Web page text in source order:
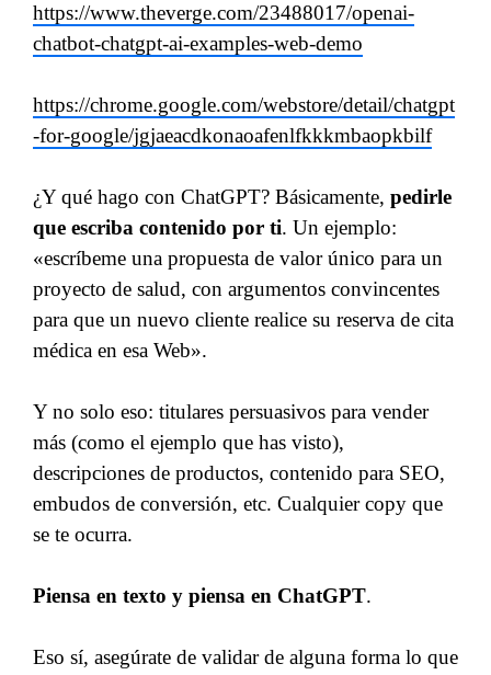
https://www.theverge.com/23488017/openai-
chatbot-chatgpt-ai-examples-web-demo
https://chrome.google.com/webstore/detail/chatgpt
-for-google/jgjaeacdkonaoafenlfkkkmbaopkbilf
¿Y qué hago con ChatGPT? Básicamente, pedirle
que escriba contenido por ti. Un ejemplo:
«escríbeme una propuesta de valor único para un
proyecto de salud, con argumentos convincentes
para que un nuevo cliente realice su reserva de cita
médica en esa Web».
Y no solo eso: titulares persuasivos para vender
más (como el ejemplo que has visto),
descripciones de productos, contenido para SEO,
embudos de conversión, etc. Cualquier copy que
se te ocurra.
Piensa en texto y piensa en ChatGPT.
Eso sí, asegúrate de validar de alguna forma lo que